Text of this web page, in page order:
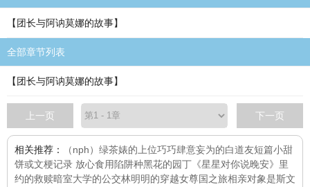
【团长与阿讷莫娜的故事】
全部章节列表
【团长与阿讷莫娜的故事】
上一页 下一页
相关推荐： （nph）绿茶婊的上位巧巧肆意妄为的白道友短篇小甜
饼或文梗记录 放心食用 陷阱种黑花的园丁 《星星对你说晚安》 里
约的救赎暗室大学的公交林明明的穿越女尊国之旅相亲对象是斯文